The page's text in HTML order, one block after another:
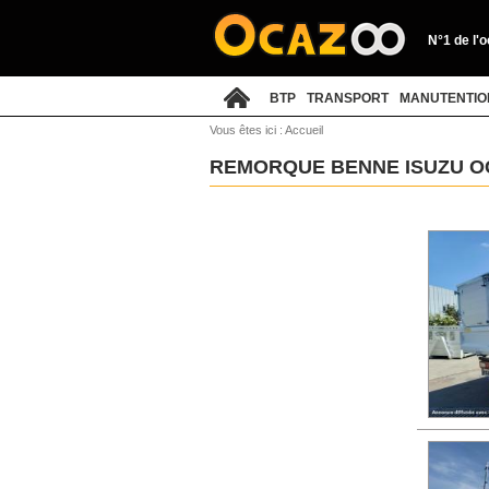
N°1 de
BTP TRANSPORT
Vous êtes ici : Accueil
REMORQUE BENNE ISUZU